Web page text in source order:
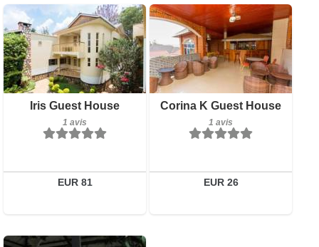
Iris Guest House
1 avis
EUR 81
Petit-déjeuner inclus
1 avis
Réserver
Corina K Guest House
1 avis
EUR 26
1 avis
Détails
Réserver